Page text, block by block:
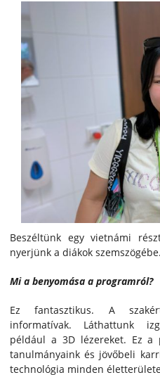
Beszéltünk egy vietnámi
nyerjünk a diákok szemszögébe.
Mi a benyomása a programról?
Ez fantasztikus. A
informatívak. Láthattunk
például a 3D lézereket. Ez a
tanulmányaink és jövőbeli
technológia minden